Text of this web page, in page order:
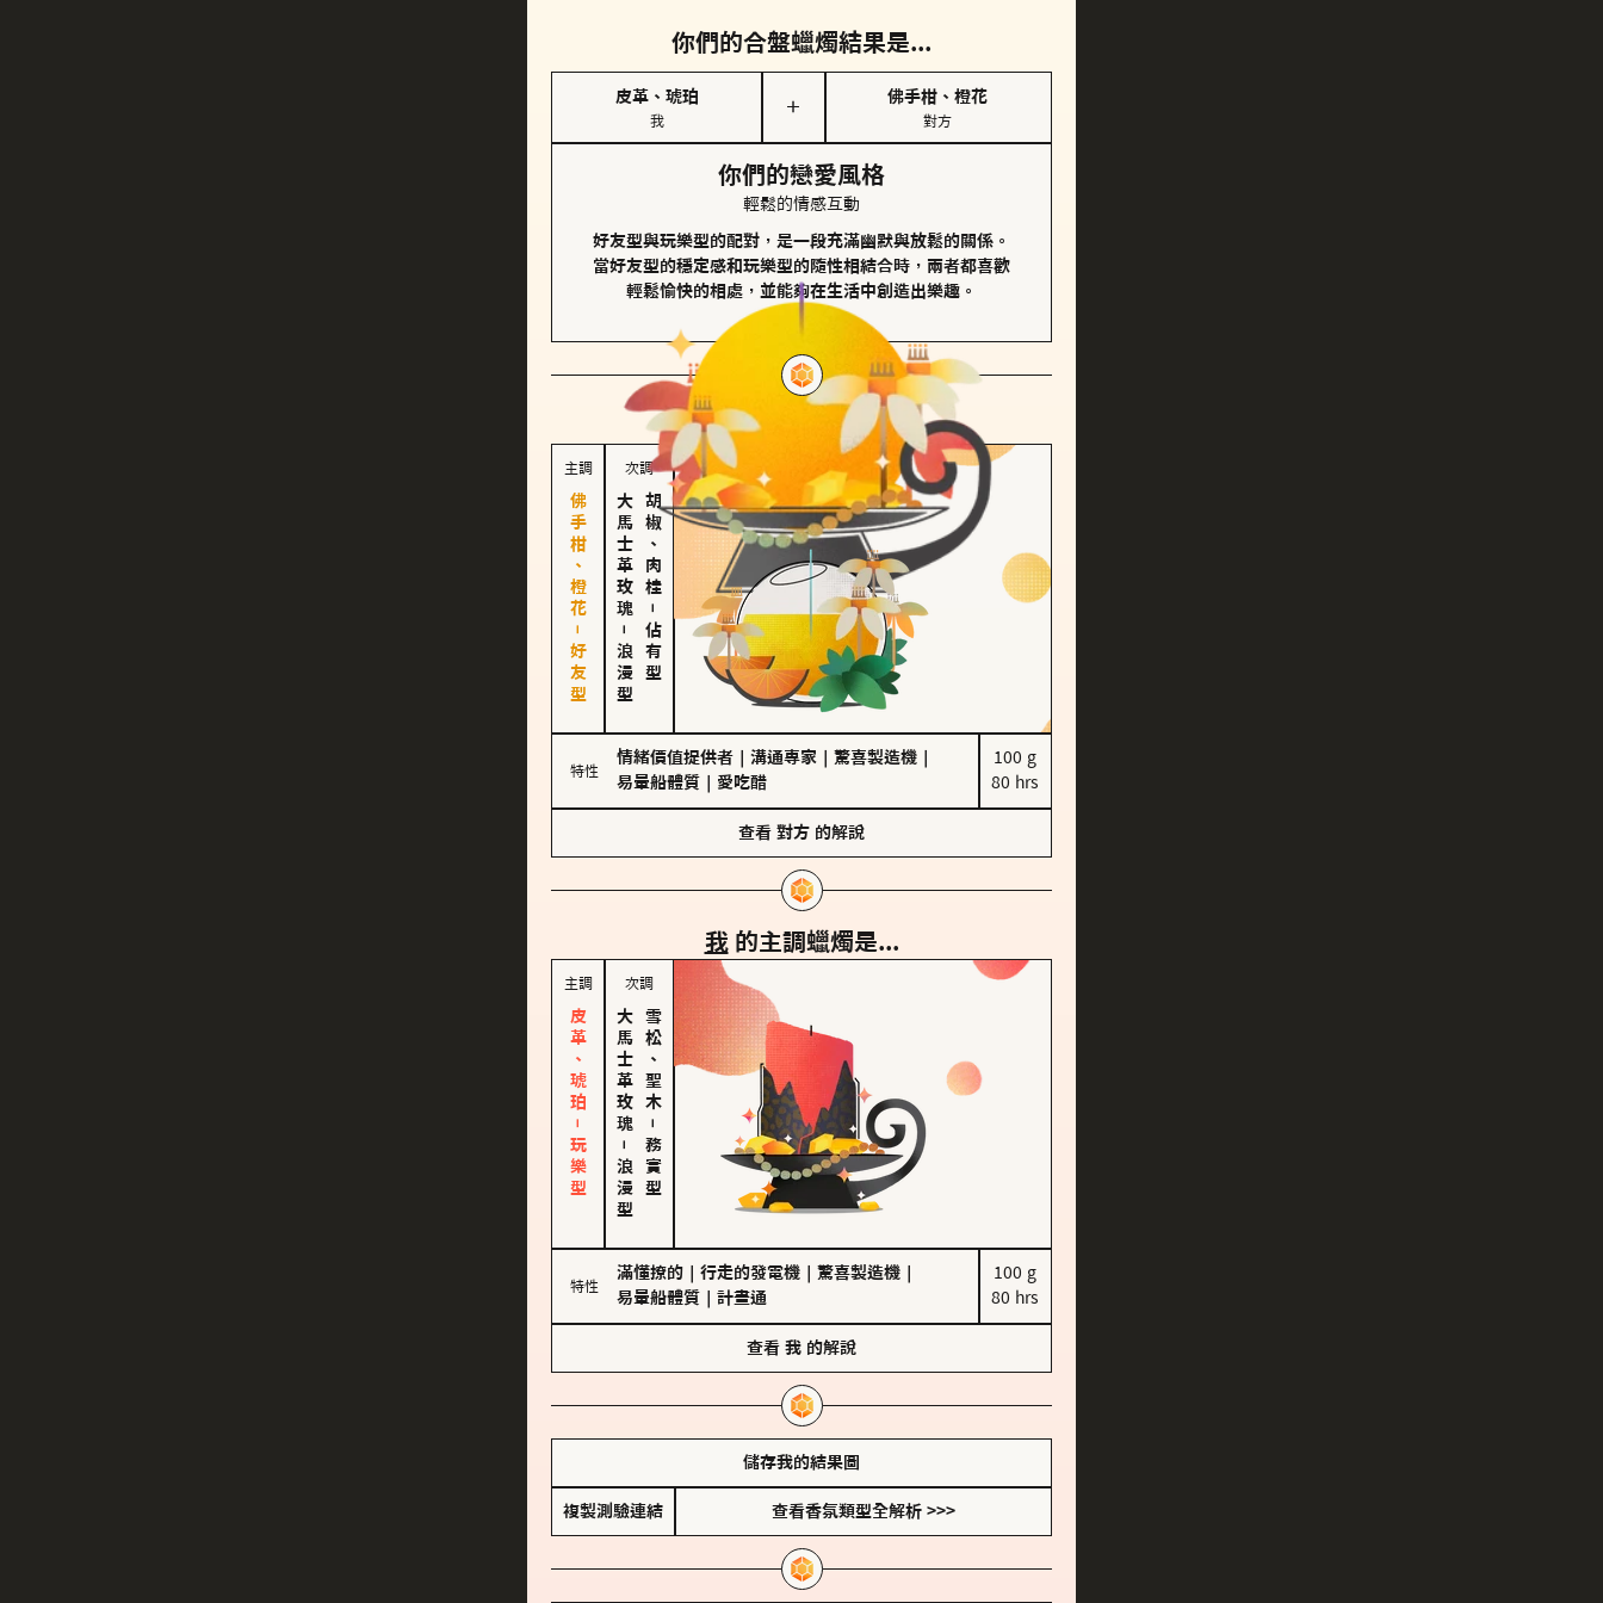
你們的合盤蠟燭結果是...
皮革、琥珀
我
＋
佛手柑、橙花
對方
你們的戀愛風格
輕鬆的情感互動
好友型與玩樂型的配對，是一段充滿幽默與放鬆的關係。
當好友型的穩定感和玩樂型的隨性相結合時，兩者都喜歡
輕鬆愉快的相處，並能夠在生活中創造出樂趣。
對方的主調蠟燭是...
主調
佛手柑、橙花－好友型
次調
大馬士革玫瑰
－
浪漫型
胡椒、肉桂
－
佔有型
特性
情緒價值提供者 溝通專家 驚喜製造機
易暈船體質
愛吃醋
100 g
80 hrs
查看 對方 的解說
我 的主調蠟燭是...
主調
皮革、琥珀－玩樂型
次調
大馬士革玫瑰
－
浪漫型
雪松、聖木
－
務實型
特性
滿懂撩的 行走的發電機 驚喜製造機
易暈船體質
計畫通
100 g
80 hrs
查看 我 的解說
儲存我的結果圖
複製測驗連結 查看香氛類型全解析 >>>